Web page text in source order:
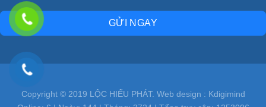
GỬI NGAY
Copyright © 2019 LỘC HIẾU PHÁT. Web design : Kdigimind